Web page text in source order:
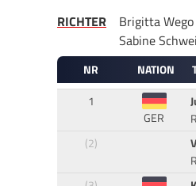
RICHTER
Brigitta Wego
Sabine
NR NATION
1
GER
(2)